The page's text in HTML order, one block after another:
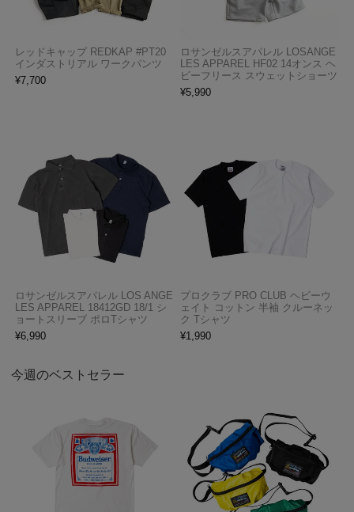
レッドキャップ REDKAP #PT20
インダストリアル ワークパンツ
¥7,700
ロサンゼルスアパレル LOSANGE
LES APPAREL HF02 14オンス ヘ
ビーフリース スウェットショーツ
¥5,990
ロサンゼルスアパレル LOS ANGE
LES APPAREL 18412GD 18/1 シ
ョートスリーブ ポロTシャツ
¥6,990
プロクラブ PRO CLUB ヘビーウ
ェイト コットン 半袖 クルーネッ
ク Tシャツ
¥1,990
今週のベストセラー